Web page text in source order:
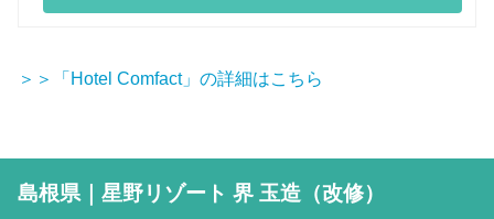
＞＞「Hotel Comfact」の詳細はこちら
島根県｜星野リゾート 界 玉造（改修）